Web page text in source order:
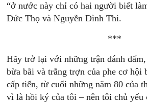
“ở nước này chỉ có hai người biết
Đức Thọ và Nguyễn Đình Thi.
***
Hãy trở lại với những trận đánh
bừa bãi và trắng trợn của phe cơ hội
cấp tiến, từ cuối những năm 80 của
vì là hồi ký của tôi – nên tôi chủ yếu